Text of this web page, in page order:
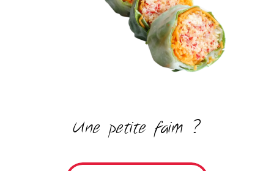
Une petite faim ?